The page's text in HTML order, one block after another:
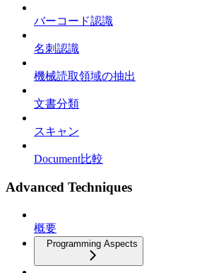
バーコード認識
名刺認識
機械読取領域の抽出
文書分類
スキャン
Document比較
Advanced Techniques
概要
Programming Aspects